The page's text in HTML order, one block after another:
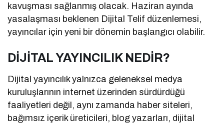
kavuşması sağlanmış olacak. Haziran ayında
yasalaşması beklenen Dijital Telif düzenlemesi,
yayıncılar için yeni bir dönemin başlangıcı olabilir.
DİJİTAL YAYINCILIK NEDİR?
Dijital yayıncılık yalnızca geleneksel medya
kuruluşlarının internet üzerinden sürdürdüğü
faaliyetleri değil, aynı zamanda haber siteleri,
bağımsız içerik üreticileri, blog yazarları, dijital